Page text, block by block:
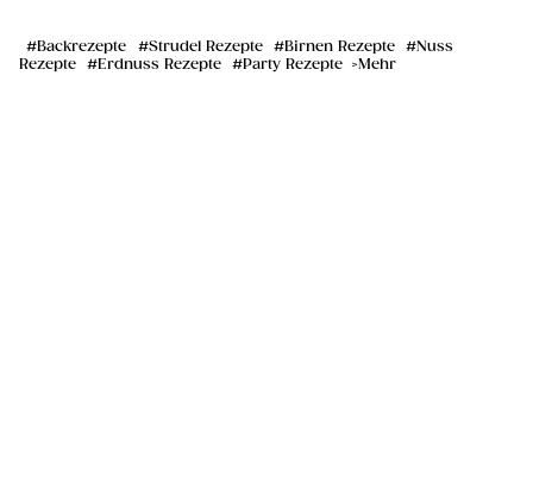
Backrezepte Strudel Rezepte Birnen Rezepte
Nuss
Rezepte
Erdnuss Rezepte Party Rezepte Mehr